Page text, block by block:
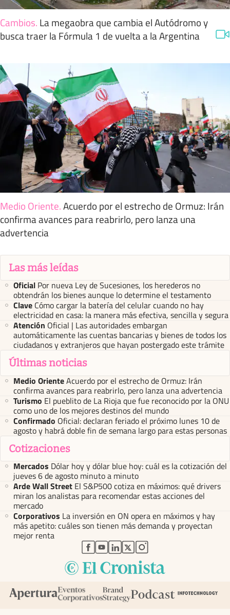
Cambios. La megaobra que cambia el Autódromo y
busca traer la Fórmula 1 de vuelta a la Argentina
Medio Oriente.Acuerdo por el estrecho de Ormuz: Irán
confirma avances para reabrirlo, pero lanza una
advertencia
Las más leídas
Oficial Por nueva Ley de Sucesiones, los herederos no
obtendrán los bienes aunque lo determine el testamento
Clave Cómo cargar la batería del celular cuando no hay
electricidad en casa: la manera más efectiva, sencilla y segura
Atención Oficial | Las autoridades embargan
automáticamente las cuentas bancarias y bienes de todos los
ciudadanos y extranjeros que hayan postergado este trámite
Últimas noticias
Medio OrienteAcuerdo por el estrecho de Ormuz: Irán
confirma avances para reabrirlo, pero lanza una advertencia
Turismo El pueblito de La Rioja que fue reconocido por la ONU
como uno de los mejores destinos del mundo
Confirmado Oficial: declaran feriado el próximo lunes 10 de
agosto y habrá doble fin de semana largo para estas personas
Cotizaciones
Mercados Dólar hoy y dólar blue hoy: cuál es la cotización del
jueves 6 de agosto minuto a minuto
Arde Wall Street El S&P500 cotiza en máximos: qué drivers
miran los analistas para recomendar estas acciones del
mercado
Corporativos La inversión en ON opera en máximos y hay
más apetito: cuáles son tienen más demanda y proyectan
mejor renta
abre en nueva pestaña
abre en nueva pestaña
abre en nueva pestaña
abre en nueva pestaña
abre en nueva pestaña